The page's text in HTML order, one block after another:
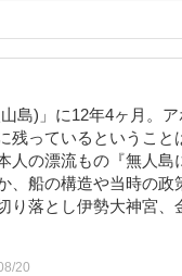
島)」に12年4ヶ月。ア
残っているということ
人の漂流もの『無人島
船の構造や当時の政
落とし伊勢大神宮、
20